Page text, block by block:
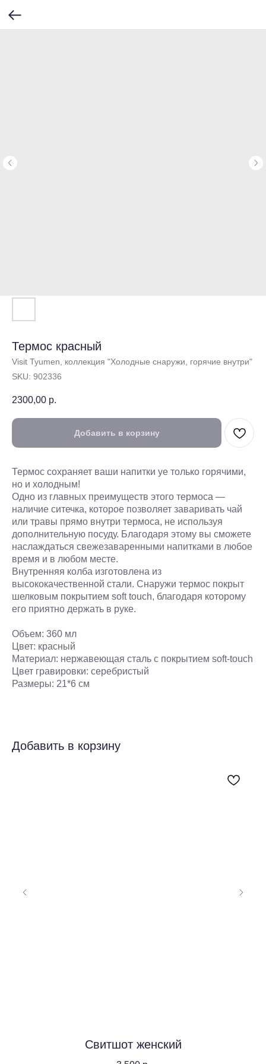
Термос красный
Visit Tyumen, коллекция "Холодные снаружи, горячие внутри"
SKU: 902336
2300,00 р.
Добавить в корзину
Термос сохраняет ваши напитки yе только горячими,
но и холодным!
Одно из главных преимуществ этого термоса —
наличие ситечка, которое позволяет заваривать чай
или травы прямо внутри термоса, не используя
дополнительную посуду. Благодаря этому вы сможете
наслаждаться свежезаваренными напитками в любое
время и в любом месте.
Внутренняя колба изготовлена из
высококачественной стали. Снаружи термос покрыт
шелковым покрытием soft touch, благодаря которому
его приятно держать в руке.
Объем: 360 мл
Цвет: красный
Материал: нержавеющая сталь с покрытием soft-touch
Цвет гравировки: серебристый
Размеры: 21*6 см
Добавить в корзину
Свитшот женский